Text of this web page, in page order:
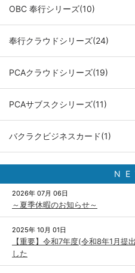
OBC 奉行シリーズ(10)
奉行クラウドシリーズ(24)
PCAクラウドシリーズ(19)
PCAサブスクシリーズ(11)
バクラクビジネスカード(1)
N E
2026年 07月 06日
～夏季休暇のお知らせ～
2025年 10月 01日
【重要】令和7年度(令和8年1月提
した